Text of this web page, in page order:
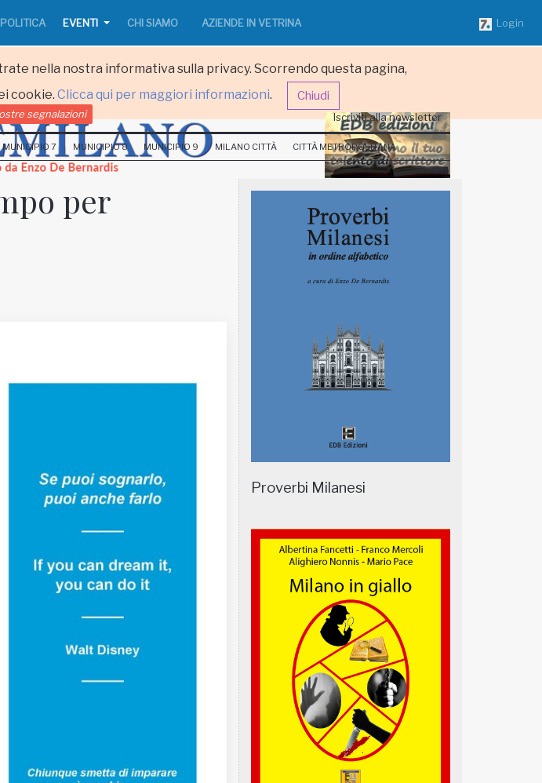
nella nostra informativa sulla privacy. Scorrendo questa pagina,
cookie. Clicca qui per maggiori informazioni. Chiudi
POLITICA EVENTI CHI SIAMO AZIENDE IN VETRINA Login
segnalazioni Iscriviti alla newsletter
MUNICIPIO 7 MUNICIPIO 8 MUNICIPIO 9 MILANO CITTÀ CITTÀ METROPOLITANA
per
Proverbi Milanesi